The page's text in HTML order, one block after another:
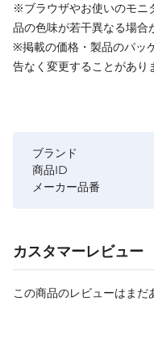
※ブラウザやお使いのモニ
品の色味が若干異なる場合
※掲載の価格・製品のパッ
告なく変更することがあり
ブランド
商品ID
メーカー品番
カスタマーレビュー
この商品のレビューはまだ